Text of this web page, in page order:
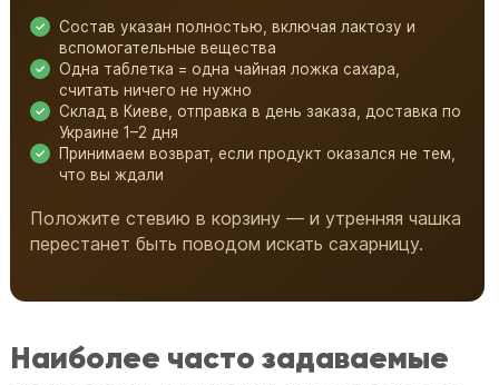
Состав указан полностью, включая лактозу и
вспомогательные вещества
Одна таблетка = одна чайная ложка сахара,
считать ничего не нужно
Склад в Киеве, отправка в день заказа, доставка по
Украине 1–2 дня
Принимаем возврат, если продукт оказался не тем,
что вы ждали
Положите стевию в корзину — и утренняя чашка
перестанет быть поводом искать сахарницу.
Наиболее часто задаваемые